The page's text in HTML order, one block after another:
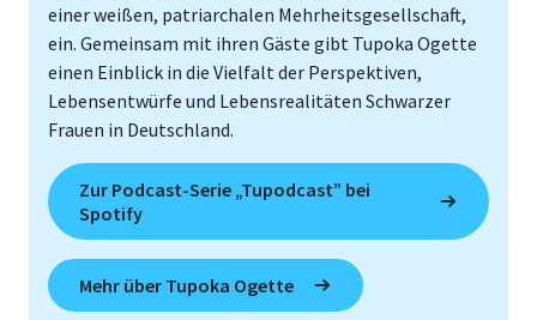
einer weißen, patriarchalen Mehrheitsgesellschaft,
ein. Gemeinsam mit ihren Gäste gibt Tupoka Ogette
einen Einblick in die Vielfalt der Perspektiven,
Lebensentwürfe und Lebensrealitäten Schwarzer
Frauen in Deutschland.
Zur Podcast-Serie „Tupodcast” bei
Spotify
Mehr über Tupoka Ogette